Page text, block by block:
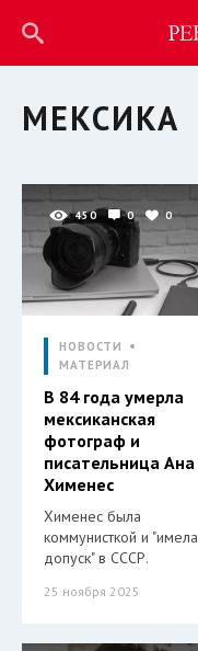
МЕКСИКА
450 0 0
НОВОСТИ
МАТЕРИАЛ
В 84 года умерла
мексиканская
фотограф и
писательница Ана
Хименес
Хименес была
коммунисткой и "имела
допуск" в СССР.
25 ноября 2025